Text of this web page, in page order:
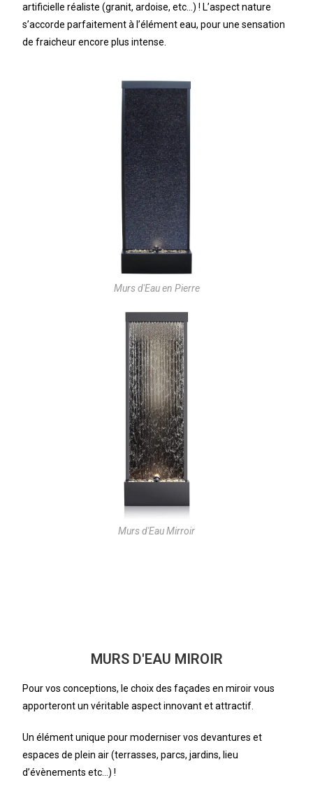
artificielle réaliste (granit, ardoise, etc…) ! L’aspect nature
s’accorde parfaitement à l’élément eau, pour une sensation
de fraicheur encore plus intense.
Murs d'Eau en Pierre
Murs d'Eau Mirroir
MURS D'EAU MIROIR
Pour vos conceptions, le choix des façades en miroir vous
apporteront un véritable aspect innovant et attractif.
Un élément unique pour moderniser vos devantures et
espaces de plein air (terrasses, parcs, jardins, lieu
d’évènements etc…) !